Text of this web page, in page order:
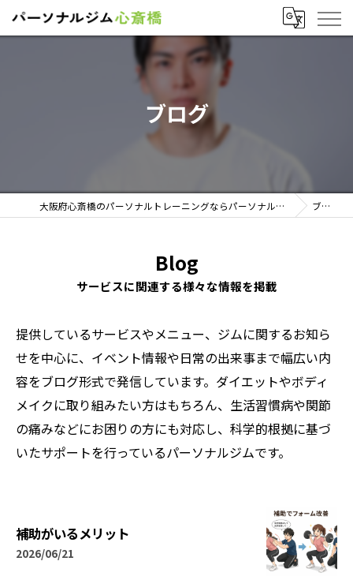
ブログ
大阪府心斎橋のパーソナルトレーニングならパーソナルジム心斎橋 ブログ
Blog
サービスに関連する様々な情報を掲載
提供しているサービスやメニュー、ジムに関するお知ら
せを中心に、イベント情報や日常の出来事まで幅広い内
容をブログ形式で発信しています。ダイエットやボディ
メイクに取り組みたい方はもちろん、生活習慣病や関節
の痛みなどにお困りの方にも対応し、科学的根拠に基づ
いたサポートを行っているパーソナルジムです。
補助がいるメリット
2026/06/21